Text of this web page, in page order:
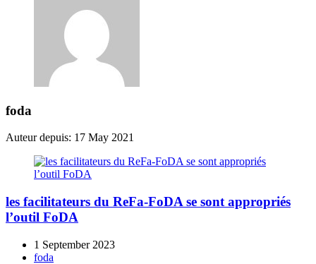
foda
Auteur depuis: 17 May 2021
les facilitateurs du ReFa-FoDA se sont appropriés
l’outil FoDA
1 September 2023
foda